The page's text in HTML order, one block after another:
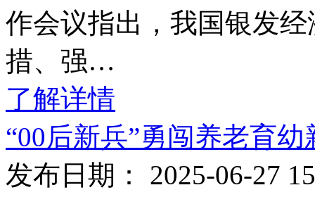
作会议指出，我国银发
措、强…
了解详情
“00后新兵”勇闯养老育幼
发布日期： 2025-06-27